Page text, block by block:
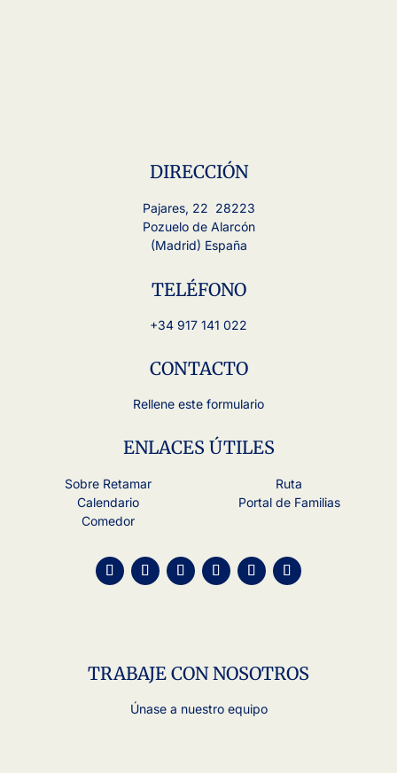
DIRECCIÓN
Pajares, 22 28223
Pozuelo de Alarcón
(Madrid) España
TELÉFONO
+34 917 141 022
CONTACTO
Rellene este formulario
ENLACES ÚTILES
Sobre Retamar
Calendario
Comedor
Ruta
Portal de Familias
TRABAJE CON NOSOTROS
Únase a nuestro equipo